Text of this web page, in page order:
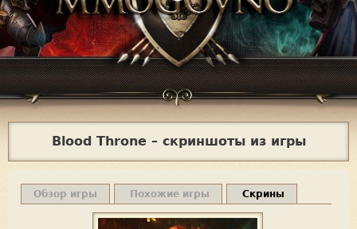
Blood Throne – скриншоты из игры
Обзор игры Похожие игры Скрины